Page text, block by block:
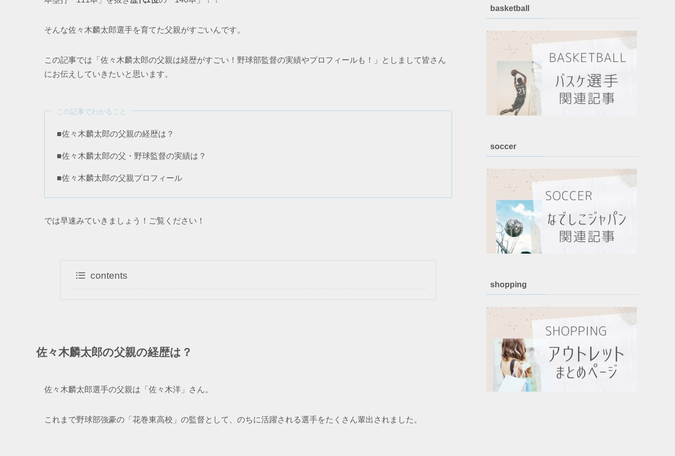
そんな佐々木麟太郎選手を育てた父親がすごいんです。
この記事では「佐々木麟太郎の父親は経歴がすごい！野球部監督の実績やプロフィールも！」としまして皆さん
にお伝えしていきたいと思います。
この記事でわかること
■佐々木麟太郎の父親の経歴は？
■佐々木麟太郎の父・野球監督の実績は？
■佐々木麟太郎の父親プロフィール
では早速みていきましょう！ご覧ください！
contents
佐々木麟太郎の父親の経歴は？
佐々木麟太郎選手の父親は「佐々木洋」さん。
これまで野球部強豪の「花巻東高校」の監督として、のちに活躍される選手をたくさん輩出されました。
basketball
soccer
shopping